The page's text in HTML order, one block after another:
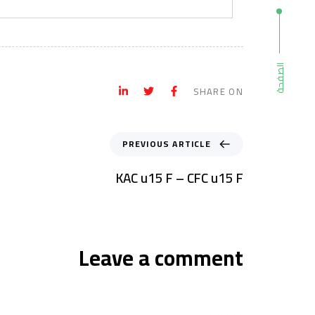
الصفحة SHARE ON
PREVIOUS ARTICLE
KAC u15 F – CFC u15 F
Leave a comment